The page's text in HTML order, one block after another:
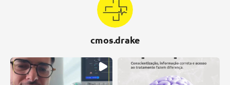
cmos.drake